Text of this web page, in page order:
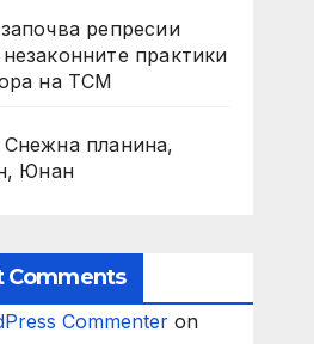
репресии
практики
на TCM
планина,
Юнан
Comments
Commenteron